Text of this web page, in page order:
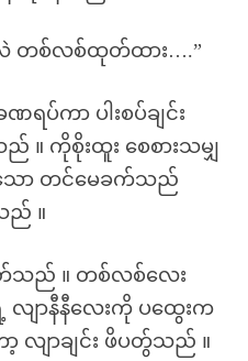
လဲ တစ်လစ်ထုတ်ထား….”
ပ်ကာ ပါးစပ်ချင်း
။ ကိုစိုးထူး စေစားသမျှ
သော တင်မေခက်သည်
ည် ။
တ်သည် ။ တစ်လစ်လေး
ျာနီနီလေးကို ပထွေးက
လျာချင်း ဖိပတွ်သည် ။